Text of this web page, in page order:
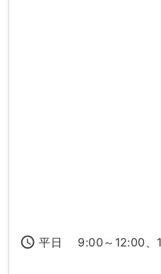
access_time 平日 9:00～12:00